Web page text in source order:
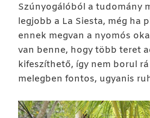
Szúnyogálóból a tudomány
legjobb a La Siesta, még ha
ennek megvan a nyomós
van benne, hogy több teret
kifeszíthető, így nem borul
melegben fontos, ugyanis